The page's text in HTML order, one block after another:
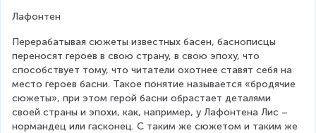
Лафонтен
Перерабатывая сюжеты известных басен, баснописцы
переносят героев в свою страну, в свою эпоху, что
способствует тому, что читатели охотнее ставят себя на
место героев басни. Такое понятие называется «бродячие
сюжеты», при этом герой басни обрастает деталями
своей страны и эпохи, как, например, у Лафонтена Лис –
нормандец или гасконец. С таким же сюжетом и таким же